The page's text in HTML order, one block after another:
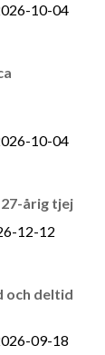
10-04
10-04
årig tjej
12-12
och deltid
09-18